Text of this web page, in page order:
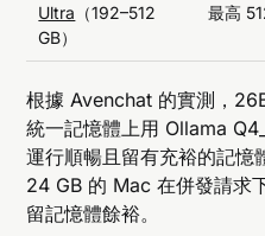
Ultra （192–512
GB）
最高
根據 Avenchat 的實測，
統一記憶體上用 Ollama
運行順暢且留有充裕的記憶
24 GB 的 Mac 在併發請求
留記憶體餘裕。